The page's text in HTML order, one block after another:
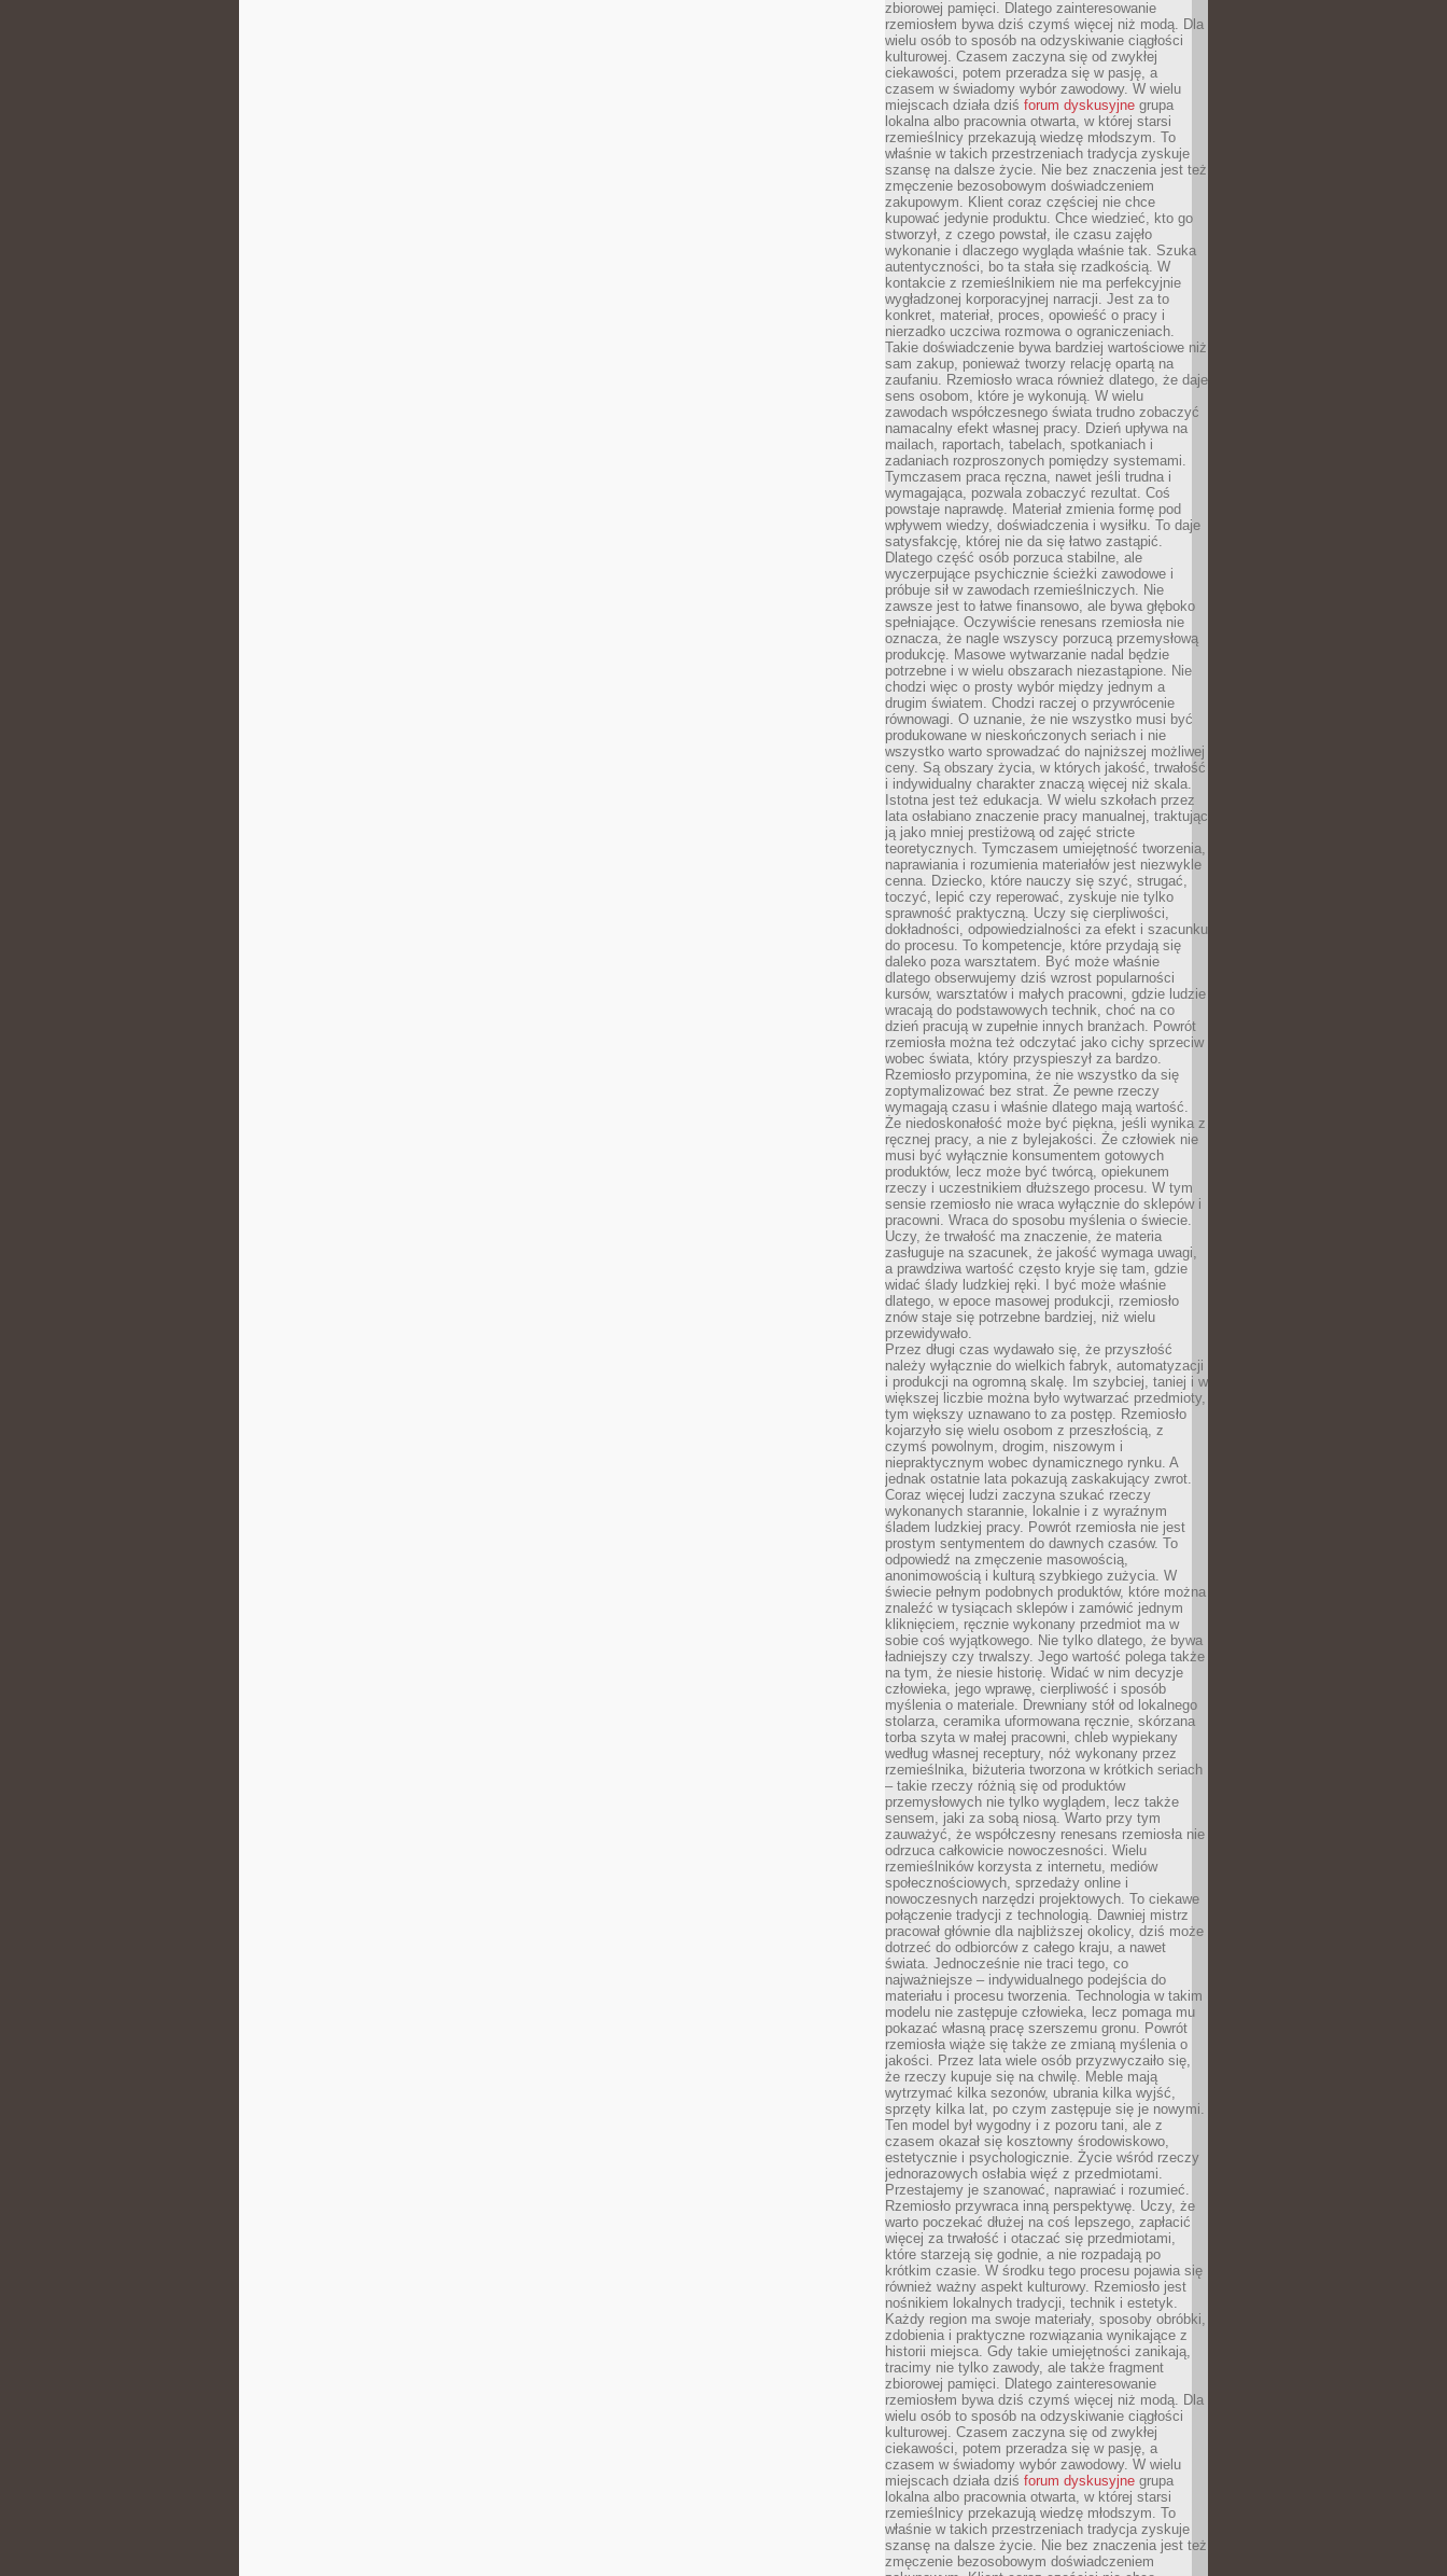
zbiorowej pamięci. Dlatego zainteresowanie
rzemiosłem bywa dziś czymś więcej niż modą. Dla
wielu osób to sposób na odzyskiwanie ciągłości
kulturowej. Czasem zaczyna się od zwykłej
ciekawości, potem przeradza się w pasję, a
czasem w świadomy wybór zawodowy. W wielu
miejscach działa dziś forum dyskusyjne grupa
lokalna albo pracownia otwarta, w której starsi
rzemieślnicy przekazują wiedzę młodszym. To
właśnie w takich przestrzeniach tradycja zyskuje
szansę na dalsze życie. Nie bez znaczenia jest też
zmęczenie bezosobowym doświadczeniem
zakupowym. Klient coraz częściej nie chce
kupować jedynie produktu. Chce wiedzieć, kto go
stworzył, z czego powstał, ile czasu zajęło
wykonanie i dlaczego wygląda właśnie tak. Szuka
autentyczności, bo ta stała się rzadkością. W
kontakcie z rzemieślnikiem nie ma perfekcyjnie
wygładzonej korporacyjnej narracji. Jest za to
konkret, materiał, proces, opowieść o pracy i
nierzadko uczciwa rozmowa o ograniczeniach.
Takie doświadczenie bywa bardziej wartościowe niż
sam zakup, ponieważ tworzy relację opartą na
zaufaniu. Rzemiosło wraca również dlatego, że daje
sens osobom, które je wykonują. W wielu
zawodach współczesnego świata trudno zobaczyć
namacalny efekt własnej pracy. Dzień upływa na
mailach, raportach, tabelach, spotkaniach i
zadaniach rozproszonych pomiędzy systemami.
Tymczasem praca ręczna, nawet jeśli trudna i
wymagająca, pozwala zobaczyć rezultat. Coś
powstaje naprawdę. Materiał zmienia formę pod
wpływem wiedzy, doświadczenia i wysiłku. To daje
satysfakcję, której nie da się łatwo zastąpić.
Dlatego część osób porzuca stabilne, ale
wyczerpujące psychicznie ścieżki zawodowe i
próbuje sił w zawodach rzemieślniczych. Nie
zawsze jest to łatwe finansowo, ale bywa głęboko
spełniające. Oczywiście renesans rzemiosła nie
oznacza, że nagle wszyscy porzucą przemysłową
produkcję. Masowe wytwarzanie nadal będzie
potrzebne i w wielu obszarach niezastąpione. Nie
chodzi więc o prosty wybór między jednym a
drugim światem. Chodzi raczej o przywrócenie
równowagi. O uznanie, że nie wszystko musi być
produkowane w nieskończonych seriach i nie
wszystko warto sprowadzać do najniższej możliwej
ceny. Są obszary życia, w których jakość, trwałość
i indywidualny charakter znaczą więcej niż skala.
Istotna jest też edukacja. W wielu szkołach przez
lata osłabiano znaczenie pracy manualnej, traktując
ją jako mniej prestiżową od zajęć stricte
teoretycznych. Tymczasem umiejętność tworzenia,
naprawiania i rozumienia materiałów jest niezwykle
cenna. Dziecko, które nauczy się szyć, strugać,
toczyć, lepić czy reperować, zyskuje nie tylko
sprawność praktyczną. Uczy się cierpliwości,
dokładności, odpowiedzialności za efekt i szacunku
do procesu. To kompetencje, które przydają się
daleko poza warsztatem. Być może właśnie
dlatego obserwujemy dziś wzrost popularności
kursów, warsztatów i małych pracowni, gdzie ludzie
wracają do podstawowych technik, choć na co
dzień pracują w zupełnie innych branżach. Powrót
rzemiosła można też odczytać jako cichy sprzeciw
wobec świata, który przyspieszył za bardzo.
Rzemiosło przypomina, że nie wszystko da się
zoptymalizować bez strat. Że pewne rzeczy
wymagają czasu i właśnie dlatego mają wartość.
Że niedoskonałość może być piękna, jeśli wynika z
ręcznej pracy, a nie z bylejakości. Że człowiek nie
musi być wyłącznie konsumentem gotowych
produktów, lecz może być twórcą, opiekunem
rzeczy i uczestnikiem dłuższego procesu. W tym
sensie rzemiosło nie wraca wyłącznie do sklepów i
pracowni. Wraca do sposobu myślenia o świecie.
Uczy, że trwałość ma znaczenie, że materia
zasługuje na szacunek, że jakość wymaga uwagi,
a prawdziwa wartość często kryje się tam, gdzie
widać ślady ludzkiej ręki. I być może właśnie
dlatego, w epoce masowej produkcji, rzemiosło
znów staje się potrzebne bardziej, niż wielu
przewidywało.
Przez długi czas wydawało się, że przyszłość
należy wyłącznie do wielkich fabryk, automatyzacji
i produkcji na ogromną skalę. Im szybciej, taniej i w
większej liczbie można było wytwarzać przedmioty,
tym większy uznawano to za postęp. Rzemiosło
kojarzyło się wielu osobom z przeszłością, z
czymś powolnym, drogim, niszowym i
niepraktycznym wobec dynamicznego rynku. A
jednak ostatnie lata pokazują zaskakujący zwrot.
Coraz więcej ludzi zaczyna szukać rzeczy
wykonanych starannie, lokalnie i z wyraźnym
śladem ludzkiej pracy. Powrót rzemiosła nie jest
prostym sentymentem do dawnych czasów. To
odpowiedź na zmęczenie masowością,
anonimowością i kulturą szybkiego zużycia. W
świecie pełnym podobnych produktów, które można
znaleźć w tysiącach sklepów i zamówić jednym
kliknięciem, ręcznie wykonany przedmiot ma w
sobie coś wyjątkowego. Nie tylko dlatego, że bywa
ładniejszy czy trwalszy. Jego wartość polega także
na tym, że niesie historię. Widać w nim decyzje
człowieka, jego wprawę, cierpliwość i sposób
myślenia o materiale. Drewniany stół od lokalnego
stolarza, ceramika uformowana ręcznie, skórzana
torba szyta w małej pracowni, chleb wypiekany
według własnej receptury, nóż wykonany przez
rzemieślnika, biżuteria tworzona w krótkich seriach
– takie rzeczy różnią się od produktów
przemysłowych nie tylko wyglądem, lecz także
sensem, jaki za sobą niosą. Warto przy tym
zauważyć, że współczesny renesans rzemiosła nie
odrzuca całkowicie nowoczesności. Wielu
rzemieślników korzysta z internetu, mediów
społecznościowych, sprzedaży online i
nowoczesnych narzędzi projektowych. To ciekawe
połączenie tradycji z technologią. Dawniej mistrz
pracował głównie dla najbliższej okolicy, dziś może
dotrzeć do odbiorców z całego kraju, a nawet
świata. Jednocześnie nie traci tego, co
najważniejsze – indywidualnego podejścia do
materiału i procesu tworzenia. Technologia w takim
modelu nie zastępuje człowieka, lecz pomaga mu
pokazać własną pracę szerszemu gronu. Powrót
rzemiosła wiąże się także ze zmianą myślenia o
jakości. Przez lata wiele osób przyzwyczaiło się,
że rzeczy kupuje się na chwilę. Meble mają
wytrzymać kilka sezonów, ubrania kilka wyjść,
sprzęty kilka lat, po czym zastępuje się je nowymi.
Ten model był wygodny i z pozoru tani, ale z
czasem okazał się kosztowny środowiskowo,
estetycznie i psychologicznie. Życie wśród rzeczy
jednorazowych osłabia więź z przedmiotami.
Przestajemy je szanować, naprawiać i rozumieć.
Rzemiosło przywraca inną perspektywę. Uczy, że
warto poczekać dłużej na coś lepszego, zapłacić
więcej za trwałość i otaczać się przedmiotami,
które starzeją się godnie, a nie rozpadają po
krótkim czasie. W środku tego procesu pojawia się
również ważny aspekt kulturowy. Rzemiosło jest
nośnikiem lokalnych tradycji, technik i estetyk.
Każdy region ma swoje materiały, sposoby obróbki,
zdobienia i praktyczne rozwiązania wynikające z
historii miejsca. Gdy takie umiejętności zanikają,
tracimy nie tylko zawody, ale także fragment
zbiorowej pamięci. Dlatego zainteresowanie
rzemiosłem bywa dziś czymś więcej niż modą. Dla
wielu osób to sposób na odzyskiwanie ciągłości
kulturowej. Czasem zaczyna się od zwykłej
ciekawości, potem przeradza się w pasję, a
czasem w świadomy wybór zawodowy. W wielu
miejscach działa dziś forum dyskusyjne grupa
lokalna albo pracownia otwarta, w której starsi
rzemieślnicy przekazują wiedzę młodszym. To
właśnie w takich przestrzeniach tradycja zyskuje
szansę na dalsze życie. Nie bez znaczenia jest też
zmęczenie bezosobowym doświadczeniem